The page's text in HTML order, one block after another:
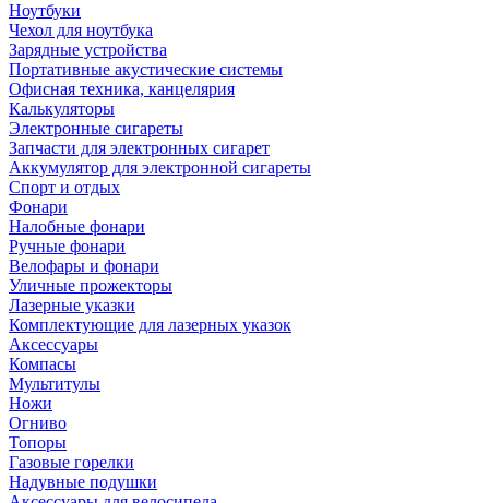
Ноутбуки
Чехол для ноутбука
Зарядные устройства
Портативные акустические системы
Офисная техника, канцелярия
Калькуляторы
Электронные сигареты
Запчасти для электронных сигарет
Аккумулятор для электронной сигареты
Спорт и отдых
Фонари
Налобные фонари
Ручные фонари
Велофары и фонари
Уличные прожекторы
Лазерные указки
Комплектующие для лазерных указок
Аксессуары
Компасы
Мультитулы
Ножи
Огниво
Топоры
Газовые горелки
Надувные подушки